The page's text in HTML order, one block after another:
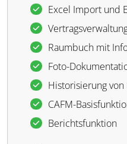
Excel Import und
Raumbuch mit
Foto-
Historisierung von
CAFM-
Berichtsfunktion